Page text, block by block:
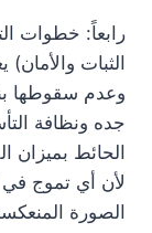
رابعاً: خطوات
الثبات
جده ونظافة
الحائط بميزان
لأن أي تموج في
الصورة